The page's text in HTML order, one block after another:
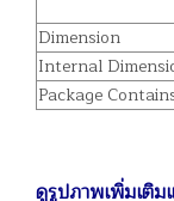
Dimension
Internal
Package
ดูรูปภาพเพิ่มเติม